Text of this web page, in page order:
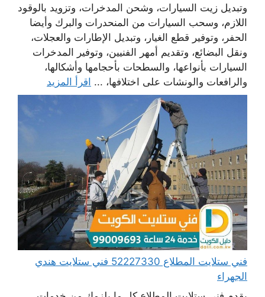
وتبديل زيت السيارات، وشحن المدخرات، وتزويد بالوقود
اللازم، وسحب السيارات من المنحدرات والبرك وأيضا
الحفر، وتوفير قطع الغيار، وتبديل الإطارات والعجلات،
ونقل البضائع، وتقديم أمهر الفنيين، وتوفير المدخرات
السيارات بأنواعها، والسطحات بأحجامها وأشكالها،
والرافعات والونشات على اختلافها، ... اقرأ المزيد
فني ستلايت المطلاع 52227330 فني ستلايت هندي
الجهراء